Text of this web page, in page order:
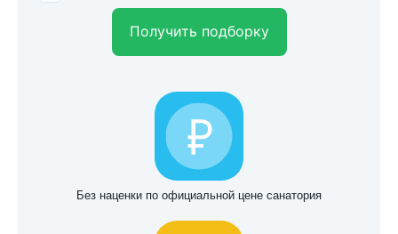
Получить подборку
Без наценки по официальной цене санатория